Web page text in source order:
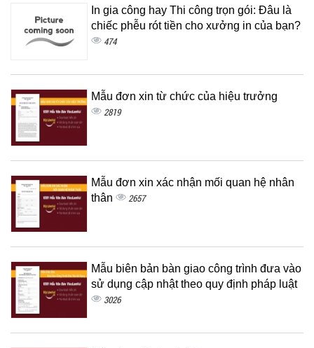
In gia công hay Thi công trọn gói: Đâu là
chiếc phễu rót tiền cho xưởng in của bạn?
474
Mẫu đơn xin từ chức của hiệu trưởng
2819
Mẫu đơn xin xác nhận mối quan hệ nhân
thân
2657
Mẫu biên bản bàn giao công trình đưa vào
sử dụng cập nhật theo quy định pháp luật
3026